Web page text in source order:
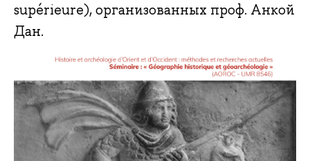
supérieure), организованных проф. Анкой
Дан.